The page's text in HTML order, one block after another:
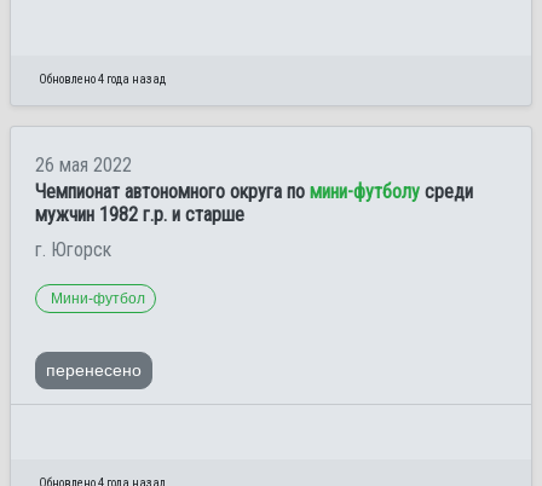
Обновлено 4 года назад
26 мая 2022
Чемпионат автономного округа по мини-футболу среди
мужчин 1982 г.р. и старше
г. Югорск
Мини-футбол
перенесено